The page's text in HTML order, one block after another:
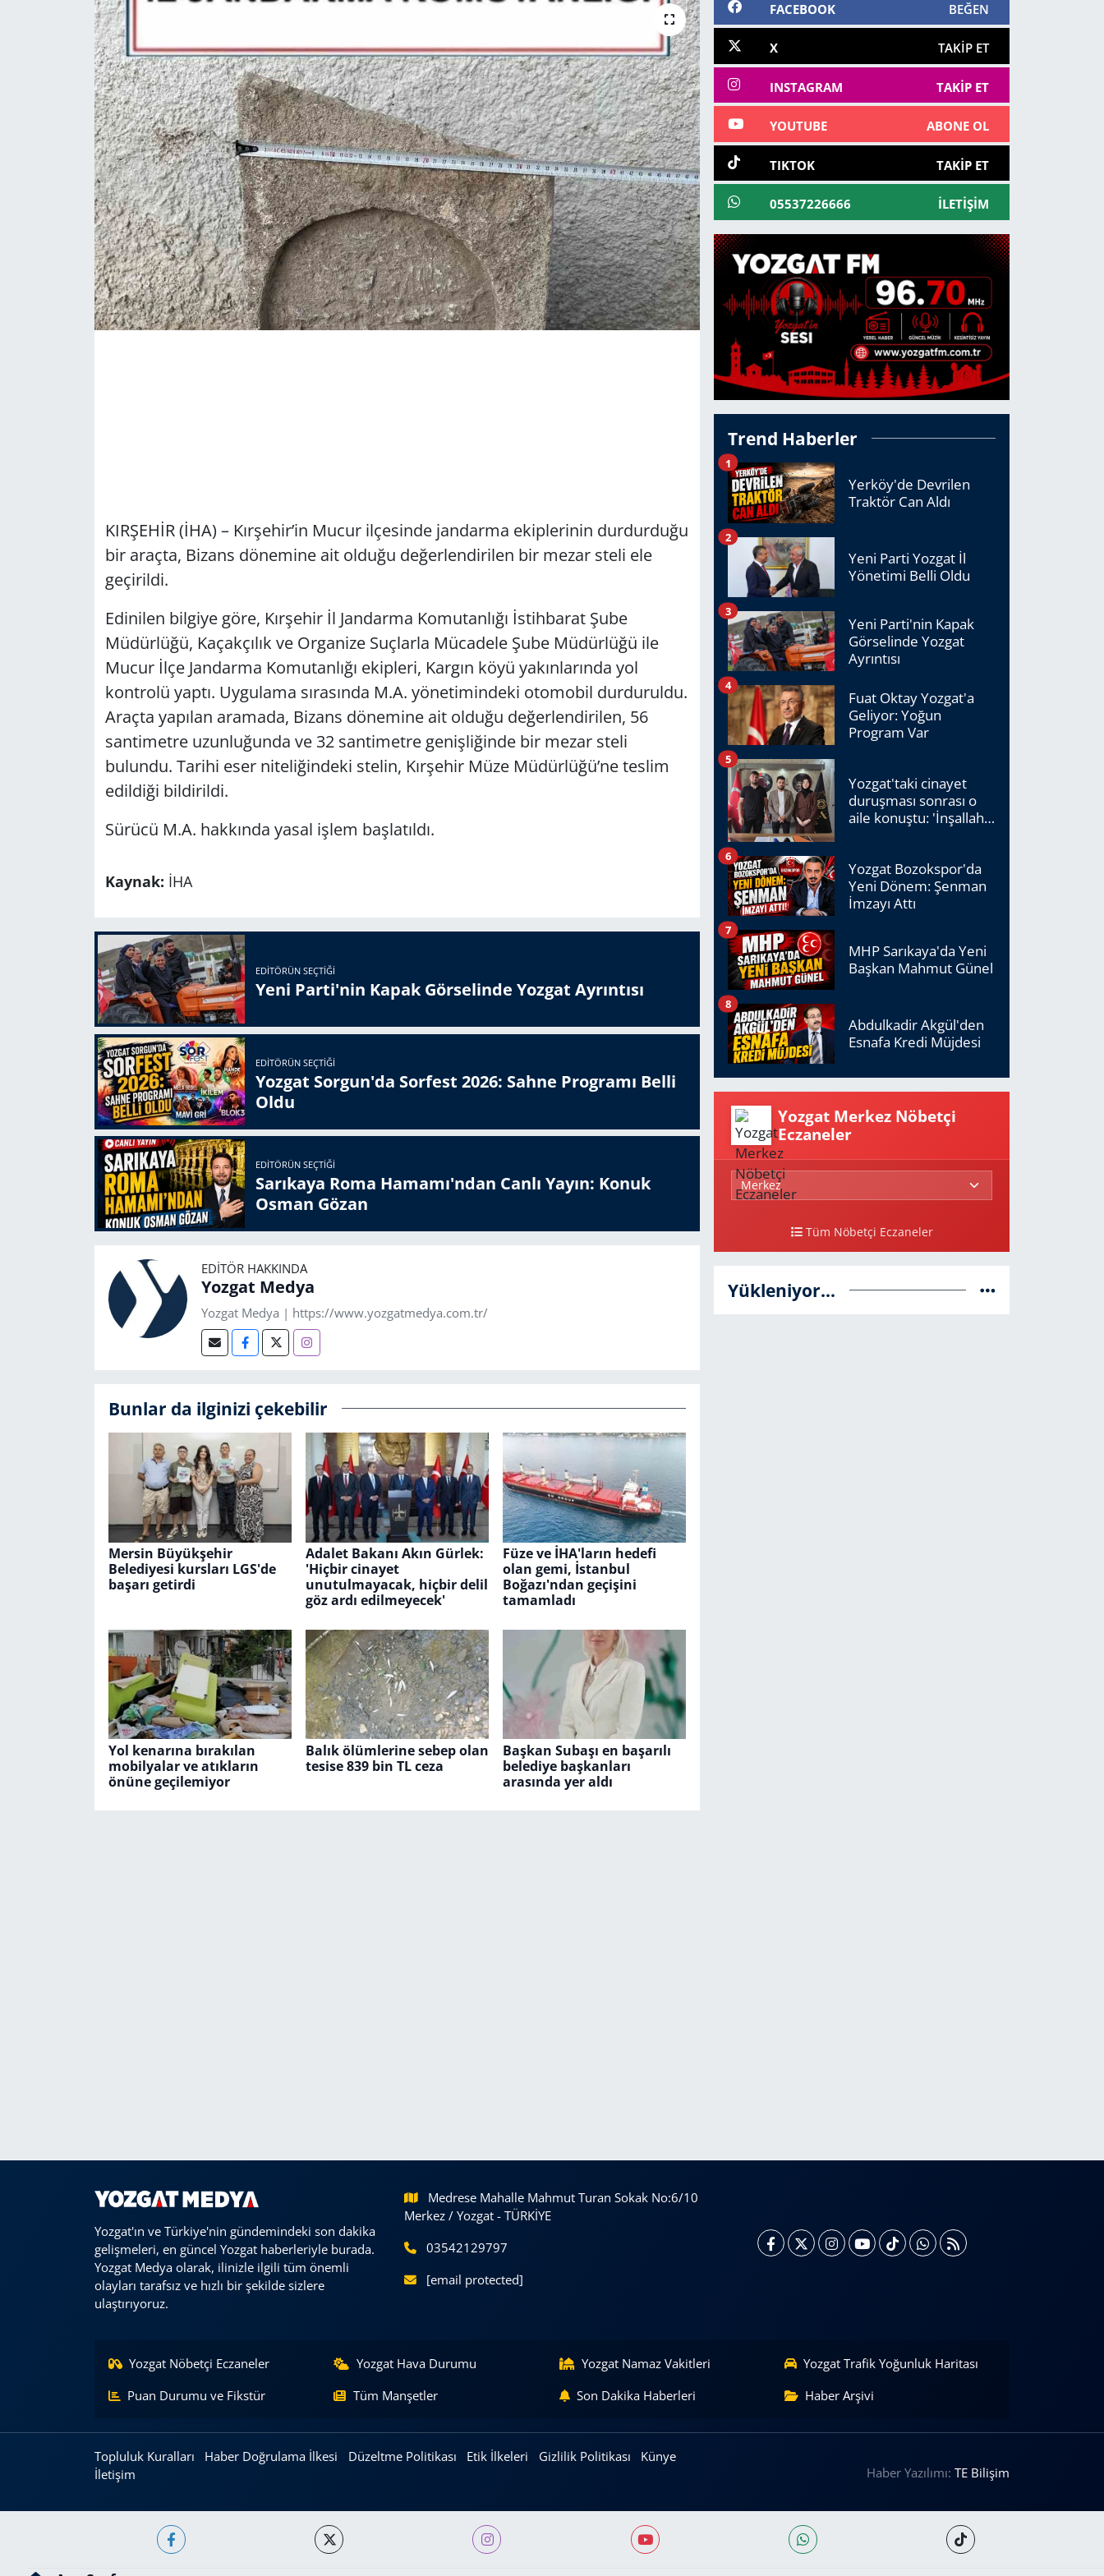
KIRŞEHİR (İHA) – Kırşehir’in Mucur ilçesinde jandarma ekiplerinin durdurduğu
bir araçta, Bizans dönemine ait olduğu değerlendirilen bir mezar steli ele
geçirildi.
Edinilen bilgiye göre, Kırşehir İl Jandarma Komutanlığı İstihbarat Şube
Müdürlüğü, Kaçakçılık ve Organize Suçlarla Mücadele Şube Müdürlüğü ile
Mucur İlçe Jandarma Komutanlığı ekipleri, Kargın köyü yakınlarında yol
kontrolü yaptı. Uygulama sırasında M.A. yönetimindeki otomobil durduruldu.
Araçta yapılan aramada, Bizans dönemine ait olduğu değerlendirilen, 56
santimetre uzunluğunda ve 32 santimetre genişliğinde bir mezar steli
bulundu. Tarihi eser niteliğindeki stelin, Kırşehir Müze Müdürlüğü’ne teslim
edildiği bildirildi.
Sürücü M.A. hakkında yasal işlem başlatıldı.
Kaynak: İHA
EDITÖRÜN SEÇTIĞI
Yeni Parti'nin Kapak Görselinde Yozgat Ayrıntısı
EDITÖRÜN SEÇTIĞI
Yozgat Sorgun'da Sorfest 2026: Sahne Programı Belli
Oldu
EDITÖRÜN SEÇTIĞI
Sarıkaya Roma Hamamı'ndan Canlı Yayın: Konuk
Osman Gözan
EDITÖR HAKKINDA
Yozgat Medya
Yozgat Medya | https://www.yozgatmedya.com.tr/
Bunlar da ilginizi çekebilir
Mersin Büyükşehir
Belediyesi kursları LGS'de
başarı getirdi
Adalet Bakanı Akın Gürlek:
'Hiçbir cinayet
unutulmayacak, hiçbir delil
göz ardı edilmeyecek'
Füze ve İHA'ların hedefi
olan gemi, İstanbul
Boğazı'ndan geçişini
tamamladı
Yol kenarına bırakılan
mobilyalar ve atıkların
önüne geçilemiyor
Balık ölümlerine sebep olan
tesise 839 bin TL ceza
Başkan Subaşı en başarılı
belediye başkanları
arasında yer aldı
FACEBOOK BEĞEN
X TAKIP ET
INSTAGRAM TAKIP ET
YOUTUBE ABONE OL
TIKTOK TAKIP ET
05537226666 İLETIŞIM
Trend Haberler
Yerköy'de Devrilen
Traktör Can Aldı
1
Yeni Parti Yozgat İl
Yönetimi Belli Oldu
2
Yeni Parti'nin Kapak
Görselinde Yozgat
Ayrıntısı
3
Fuat Oktay Yozgat'a
Geliyor: Yoğun
Program Var
4
Yozgat'taki cinayet
duruşması sonrası o
aile konuştu: 'İnşallah
5
Yozgat Bozokspor'da
Yeni Dönem: Şenman
İmzayı Attı
6
MHP Sarıkaya'da Yeni
Başkan Mahmut Günel
7
Abdulkadir Akgül'den
Esnafa Kredi Müjdesi
8
Yozgat Merkez Nöbetçi
Eczaneler
Tüm Nöbetçi Eczaneler
Yükleniyor...
Yozgat'ın ve Türkiye'nin gündemindeki son dakika
gelişmeleri, en güncel Yozgat haberleriyle burada.
Yozgat Medya olarak, ilinizle ilgili tüm önemli
olayları tarafsız ve hızlı bir şekilde sizlere
ulaştırıyoruz.
Medrese Mahalle Mahmut Turan Sokak No:6/10
Merkez / Yozgat - TÜRKİYE
03542129797
[email protected]
Yozgat Nöbetçi Eczaneler Yozgat Hava Durumu Yozgat Namaz Vakitleri
Yozgat Trafik Yoğunluk Haritası
Puan Durumu ve Fikstür
Tüm Manşetler Son Dakika Haberleri Haber Arşivi
Topluluk Kuralları Haber Doğrulama İlkesi Düzeltme Politikası Etik İlkeleri Gizlilik Politikası
Künye
İletişim
Haber Yazılımı:TE Bilişim